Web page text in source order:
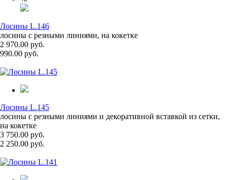
Лосины L.146
лосины с резными линиями, на кокетке
2 970.00 руб.
990.00 руб.
Лосины L.145
лосины с резными линиями и декоративной вставкой из сетки,
на кокетке
3 750.00 руб.
2 250.00 руб.